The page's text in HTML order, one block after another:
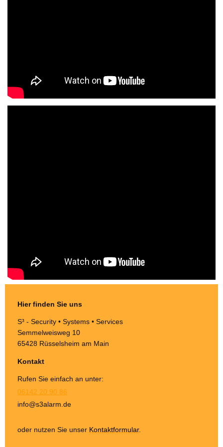
Hier finden Sie uns
S³ - Security • Systems • Services
Semmelweisweg 10
65428 Rüsselsheim am Main
Kontakt
Rufen Sie einfach an unter:
06142 20 90 86
info@s3alarm.de
oder nutzen Sie unser Kontaktformular.